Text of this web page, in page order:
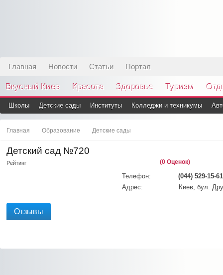
Главная Новости Статьи Портал
Вкусный Киев Красота Здоровье Туризм
Школы Детские сады Институты Колледжи и техникумы
Главная Образование Детские сады
Детский сад №720
Рейтинг (0 Оценок)
Телефон:
(044) 529-15-61
Адрес:
Киев, бул.
Отзывы